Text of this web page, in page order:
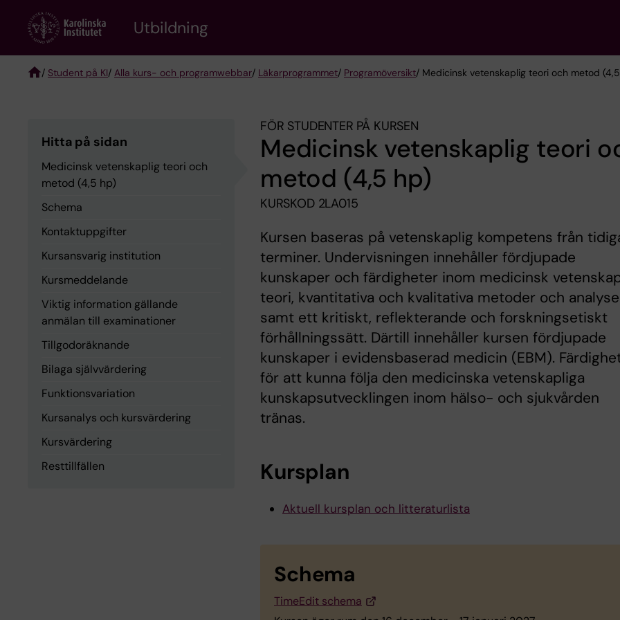
content
Utbildning
/ Student på KI/ Alla kurs- och programwebbar/ Läkarprogrammet/ Programöversikt/ Medicinsk vetenskaplig teori och metod
Hitta på sidan
Medicinsk vetenskaplig teori och
metod (4,5 hp)
Schema
Kontaktuppgifter
Kursansvarig institution
Kursmeddelande
Viktig information gällande
anmälan till examinationer
Tillgodoräknande
Bilaga självvärdering
Funktionsvariation
Kursanalys och kursvärdering
Kursvärdering
Resttillfällen
FÖR STUDENTER PÅ KURSEN
Medicinsk vetenskaplig teori
metod (4,5 hp)
KURSKOD 2LA015
Kursen baseras på vetenskaplig kompetens från
terminer. Undervisningen innehåller fördjupade
kunskaper och färdigheter inom medicinsk
teori, kvantitativa och kvalitativa metoder och
samt ett kritiskt, reflekterande och forskningsetiskt
förhållningssätt. Därtill innehåller kursen fördjupade
kunskaper i evidensbaserad medicin (EBM).
för att kunna följa den medicinska vetenskapliga
kunskapsutvecklingen inom hälso- och sjukvården
tränas.
Kursplan
Aktuell kursplan och litteraturlista
Schema
TimeEdit schema